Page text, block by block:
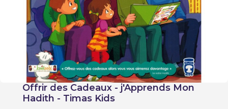
Offrir des Cadeaux - j'Apprends Mon
Hadith - Timas Kids